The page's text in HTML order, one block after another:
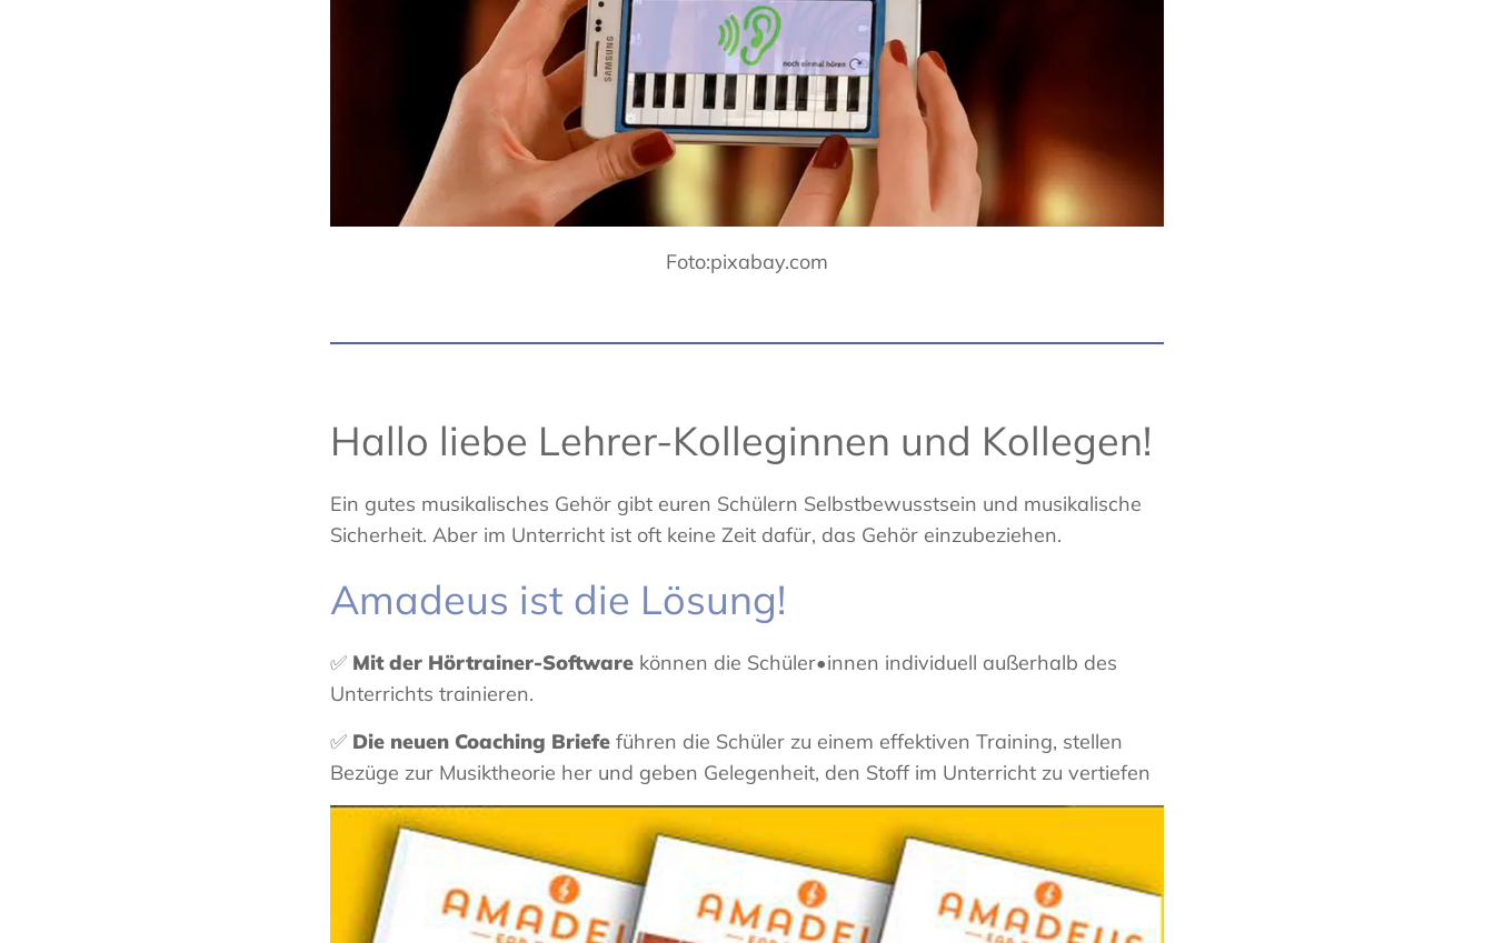
Foto:pixabay.com
Hallo liebe Lehrer-Kolleginnen und Kollegen!
Ein gutes musikalisches Gehör gibt euren Schülern Selbstbewusstsein und musikalische
Sicherheit. Aber im Unterricht ist oft keine Zeit dafür, das Gehör einzubeziehen.
Amadeus ist die Lösung!
✅ Mit der Hörtrainer-Software können die Schüler•innen individuell außerhalb des
Unterrichts trainieren.
✅ Die neuen Coaching Briefe führen die Schüler zu einem effektiven Training, stellen
Bezüge zur Musiktheorie her und geben Gelegenheit, den Stoff im Unterricht zu vertiefen